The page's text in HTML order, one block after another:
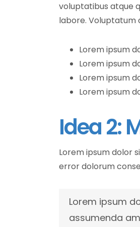
voluptatibus atque
labore. Voluptatum
Lorem ipsum
Lorem ipsum
Lorem ipsum
Lorem ipsum
Idea 2:
Lorem ipsum dolor
error dolorum
Lorem ipsum
assumenda